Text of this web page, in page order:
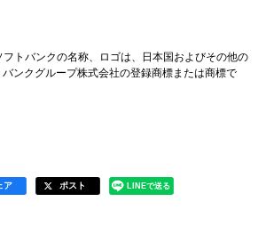
トバンクの名称、ロゴは、日本国およびその他の
ンクグループ株式会社の登録商標または商標で
ア ポスト LINEで送る